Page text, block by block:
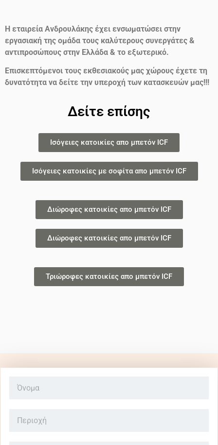
Η εταιρεία Ανδρουλάκης έχει ενσωματώσει στην
εργασιακή της ομάδα τους καλύτερους συνεργάτες &
αντιπροσώπους στην Ελλάδα & το εξωτερικό.
Επισκεπτόμενοι τους εκθεσιακούς μας χώρους έχετε τη
δυνατότητα να δείτε την υπεροχή των κατασκευών μας!!!
Δείτε επίσης
Ισόγειες κατοικίες απο μπετόν ICF
Ισόγειες κατοικίες με σοφίτα απο μπετόν ICF
Διώροφες κατοικίες απο μπετόν ICF
Διώροφες κατοικίες απο μπετόν ICF
Τριώροφες κατοικίες απο μπετόν ICF